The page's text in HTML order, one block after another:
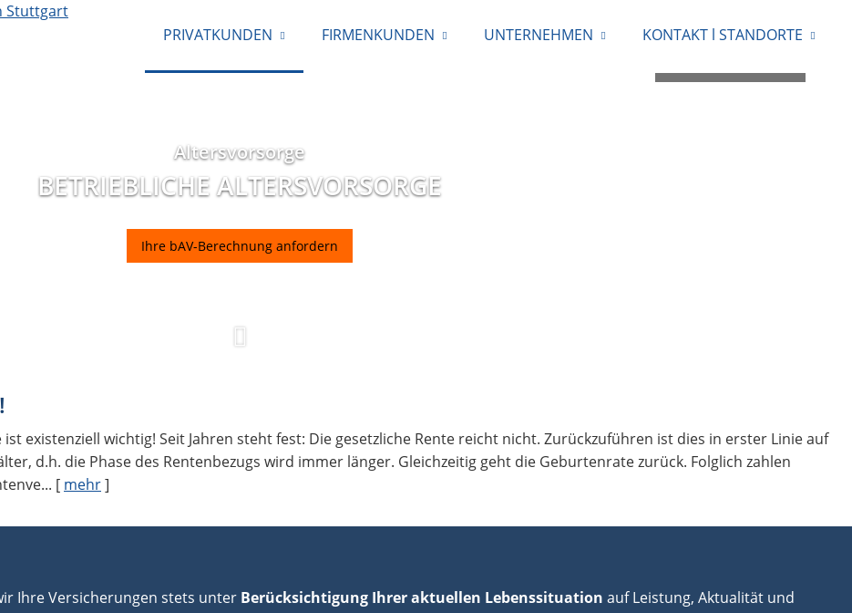
PRIVATKUNDEN FIRMENKUNDEN UNTERNEHMEN KONTAKT l STANDORTE
Altersvorsorge
BETRIEBLICHE ALTERSVORSORGE
Ihre bAV-Berechnung anfordern
existenziell wichtig! Seit Jahren steht fest: Die gesetzliche Rente reicht nicht. Zurückzuführen ist dies in erster Linie auf
d.h. die Phase des Rentenbezugs wird immer länger. Gleichzeitig geht die Geburtenrate zurück. Folglich zahlen
[ mehr]
Ihre Versicherungen stets unter Berücksichtigung Ihrer aktuellen Lebenssituation auf Leistung, Aktualität und